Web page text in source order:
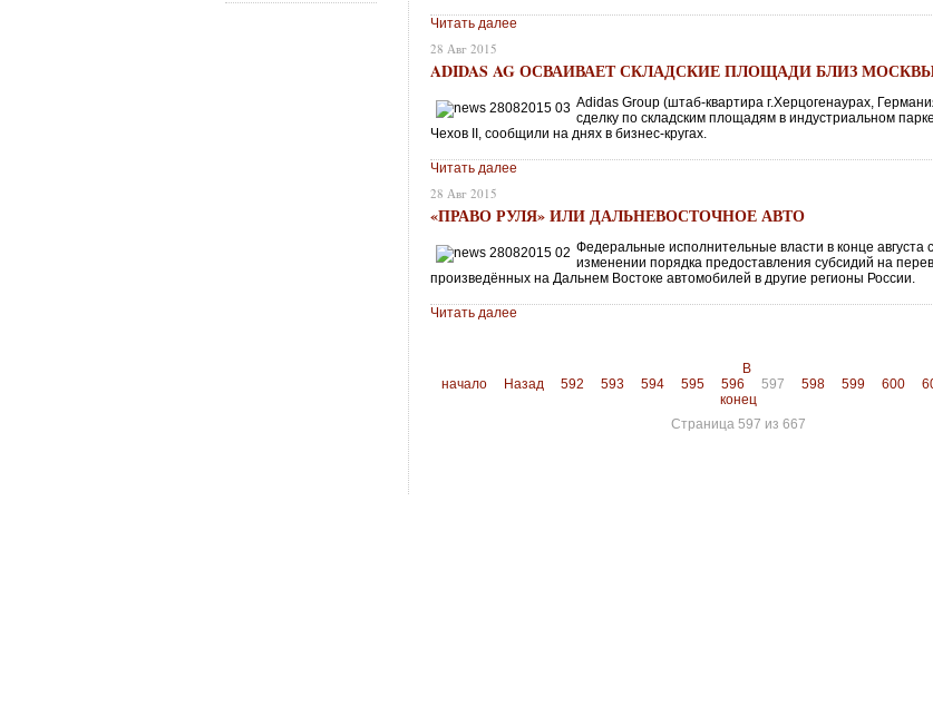
Читать далее
28 Авг 2015
ADIDAS AG ОСВАИВАЕТ СКЛАДСКИЕ ПЛОЩАДИ БЛИЗ
Adidas Group (штаб-квартира г.Херцогенаурах,
сделку по складским площадям в индустриальном
Чехов II, сообщили на днях в бизнес-кругах.
Читать далее
28 Авг 2015
«ПРАВО РУЛЯ» ИЛИ ДАЛЬНЕВОСТОЧНОЕ АВТО
Федеральные исполнительные власти в конце августа
изменении порядка предоставления субсидий на
произведённых на Дальнем Востоке автомобилей в другие регионы России.
Читать далее
В
начало
Назад 592 593 594 595 596 597 598 599 600
конец
Страница 597 из 667